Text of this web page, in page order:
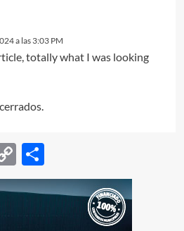
a las 3:03 PM
totally what I was looking
Copy
Link
Compartir